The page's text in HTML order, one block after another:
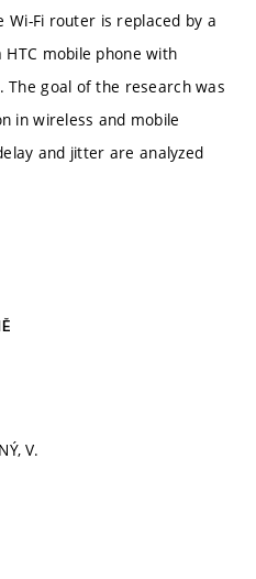
Fi router is replaced by a
mobile phone with
goal of the research was
in wireless and mobile
and jitter are analyzed
V.